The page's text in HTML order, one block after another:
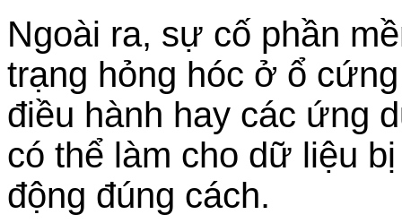
Ngoài ra, sự cố phần
trạng hỏng hóc ở ổ
điều hành hay các ứng
có thể làm cho dữ liệu
động đúng cách.